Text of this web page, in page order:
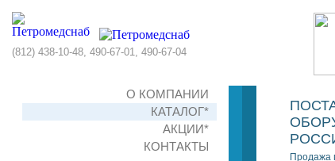
(812) 438-10-48, 490-67-01, 490-67-04
О КОМПАНИИ
КАТАЛОГ*
АКЦИИ*
КОНТАКТЫ
Продажа